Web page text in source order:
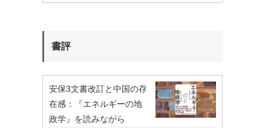
書評
安保3文書改訂と中国の存
在感：『エネルギーの地
政学』を読みながら